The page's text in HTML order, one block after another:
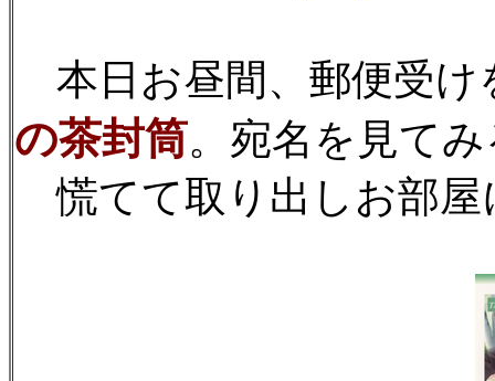
本日お昼間、郵便受け
の茶封筒。宛名を見て
慌てて取り出しお部屋